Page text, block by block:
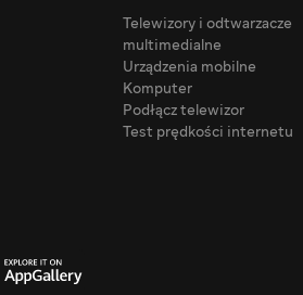
Telewizory i odtwarzacze
multimedialne
Urządzenia mobilne
Komputer
Podłącz telewizor
Test prędkości internetu